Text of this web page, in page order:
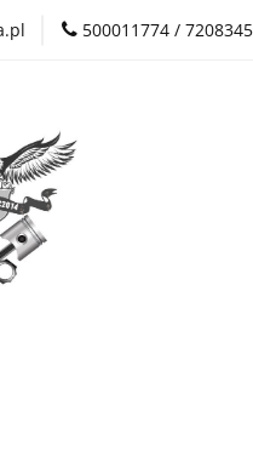
500011774 /
Sklep Auto Części
Kontakt